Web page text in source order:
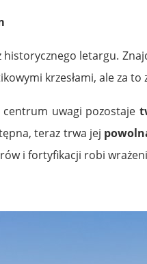
historycznego letargu.
krzesłami, ale za to
uwagi pozostaje
teraz trwa jej
i fortyfikacji robi